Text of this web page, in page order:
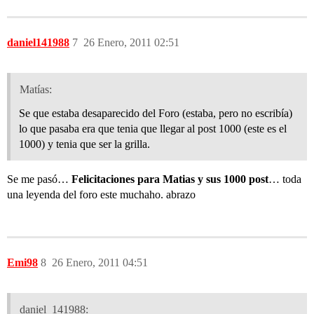
daniel141988 26 Enero, 2011 02:51
7
Matías:
Se que estaba desaparecido del Foro (estaba, pero no escribía)
lo que pasaba era que tenia que llegar al post 1000 (este es el
1000) y tenia que ser la grilla.
Se me pasó… Felicitaciones para Matias y sus 1000 post… toda
una leyenda del foro este muchaho. abrazo
Emi98 26 Enero, 2011 04:51
8
daniel_141988: